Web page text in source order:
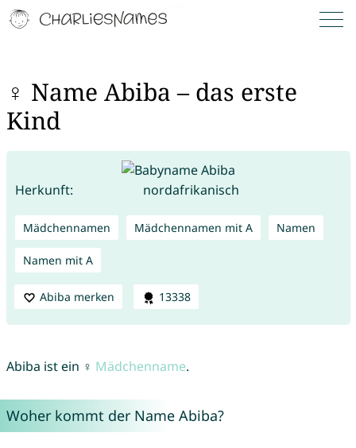
♀ Name Abiba – das erste
Kind
Herkunft: nordafrikanisch
Mädchennamen Mädchennamen mit A Namen
Namen mit A
Abiba merken 13338
Abiba ist ein ♀ Mädchenname.
Woher kommt der Name Abiba?